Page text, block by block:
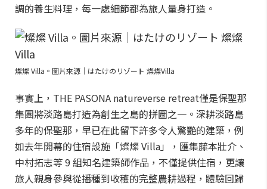
調的養生料理，每一處細節都為旅人量身打造。
燦燦 Villa。圖片來源｜はたけのリゾート 燦燦Villa
事實上，THE PASONA natureverse retreat僅是保聖那
集團將淡路島打造為創生之島的拼圖之一。深耕淡路島
多年的保聖那，早已在此留下許多令人驚艷的建築，例
如去年開幕的住宿設施「燦燦 Villa」，匯集藤本壯介、
中村拓志等 9 組知名建築師作品，不僅提供住宿，更讓
旅人親身參與從播種到收穫的完整農耕過程，體驗回歸